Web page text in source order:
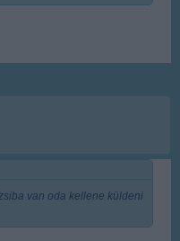
van oda kellene küldeni